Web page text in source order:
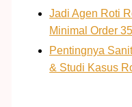
Jadi Agen Roti
Minimal Order
Pentingnya
& Studi Kasus